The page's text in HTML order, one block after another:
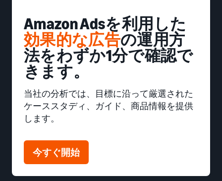
Amazon Adsを利用した
効果的な広告の運用方
法をわずか1分で確認で
きます。
当社の分析では、目標に沿って厳選された
ケーススタディ、ガイド、商品情報を提供
します。
今すぐ開始